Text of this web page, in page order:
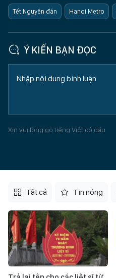
Tết Nguyên đán Hanoi Metro
Ý KIẾN BẠN ĐỌC
Xin vui lòng gõ tiếng Việt có dấu
Tất cả Tin nóng